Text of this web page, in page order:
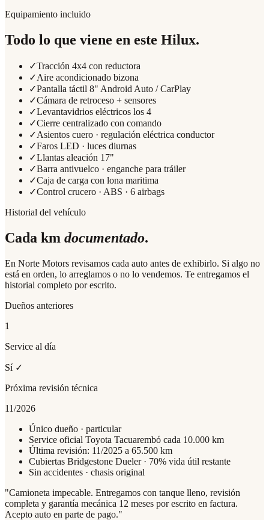
Equipamiento incluido
Todo lo que viene en este Hilux.
✓Tracción 4x4 con reductora
✓Aire acondicionado bizona
✓Pantalla táctil 8" Android Auto / CarPlay
✓Cámara de retroceso + sensores
✓Levantavidrios eléctricos los 4
✓Cierre centralizado con comando
✓Asientos cuero · regulación eléctrica conductor
✓Faros LED · luces diurnas
✓Llantas aleación 17"
✓Barra antivuelco · enganche para tráiler
✓Caja de carga con lona maritima
✓Control crucero · ABS · 6 airbags
Historial del vehículo
Cada km documentado.
En Norte Motors revisamos cada auto antes de exhibirlo. Si algo no
está en orden, lo arreglamos o no lo vendemos. Te entregamos el
historial completo por escrito.
Dueños anteriores
1
Service al día
Sí ✓
Próxima revisión técnica
11/2026
Único dueño · particular
Service oficial Toyota Tacuarembó cada 10.000 km
Última revisión: 11/2025 a 65.500 km
Cubiertas Bridgestone Dueler · 70% vida útil restante
Sin accidentes · chasis original
"Camioneta impecable. Entregamos con tanque lleno, revisión
completa y garantía mecánica 12 meses por escrito en factura.
Acepto auto en parte de pago."